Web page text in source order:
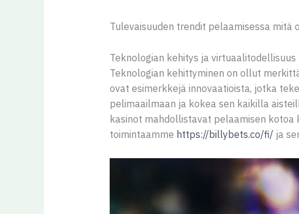
Tulevaisuuden trendit pelaamisessa mitä
Teknologian kehitys ja virtuaalitodellisuus
Teknologian kehittyminen on ollut
ovat esimerkkejä innovaatioista, jotka
pelimaailmaan ja kokea sen kaikilla
kasinot mahdollistavat pelaamisen
toimintaamme https://billybets.co/fi/ja